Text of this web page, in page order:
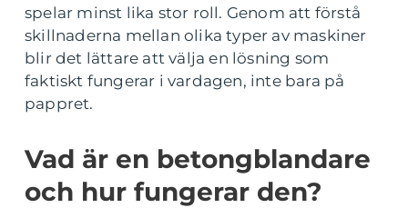
spelar minst lika stor roll. Genom att förstå
skillnaderna mellan olika typer av maskiner
blir det lättare att välja en lösning som
faktiskt fungerar i vardagen, inte bara på
pappret.
Vad är en betongblandare
och hur fungerar den?